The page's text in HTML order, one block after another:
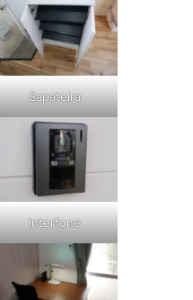
Sapateira
Interfone